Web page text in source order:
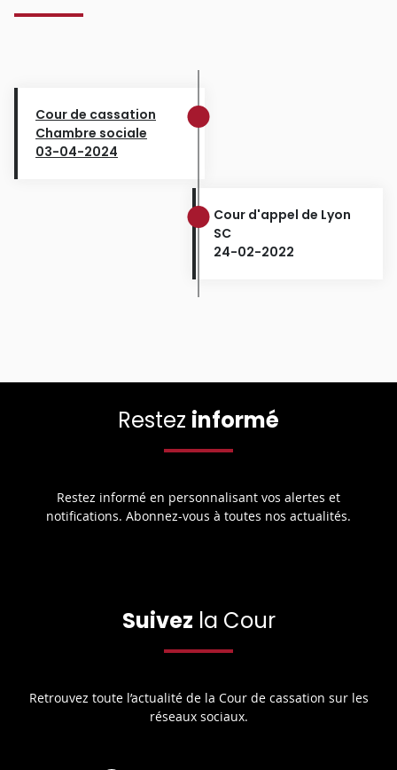
Cour de cassation
Chambre sociale
03-04-2024
Cour d'appel de Lyon
SC
24-02-2022
Restez informé
Restez informé en personnalisant vos alertes et
notifications. Abonnez-vous à toutes nos actualités.
Suivez la Cour
Retrouvez toute l’actualité de la Cour de cassation sur les
réseaux sociaux.